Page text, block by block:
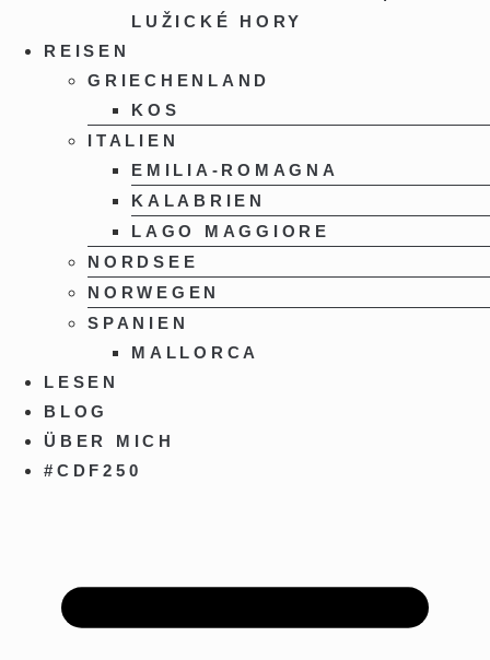
LUŽICKÉ HORY
REISEN
GRIECHENLAND
KOS
ITALIEN
EMILIA-ROMAGNA
KALABRIEN
LAGO MAGGIORE
NORDSEE
NORWEGEN
SPANIEN
MALLORCA
LESEN
BLOG
ÜBER MICH
#CDF250